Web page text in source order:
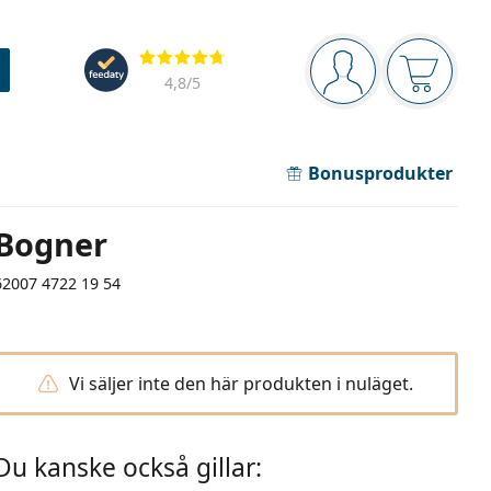
Navigeringsmeny
Du är inloggad
Recensioner
4,8/5
Bonusprodukter
4722 19 54
Vi säljer inte den här produkten i nuläget.
kanske också gillar: